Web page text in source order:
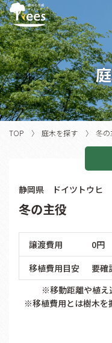
TOP 庭木を探す 冬の
静岡県 ドイツトウヒ
冬の主役
譲渡費用
0円
移植費用目安
要確
※移動距離や植え
※移植費用とは樹木を